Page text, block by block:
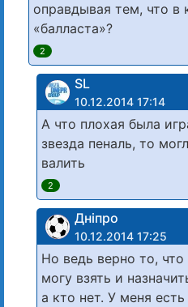
оправдывая тем, что в
«балласта»?
2
SL
10.12.2014 17:14
А что плохая была
звезда пеналь, то
валить
2
Дніпро
10.12.2014 17:25
Но ведь верно то,
могу взять и
а кто нет. У меня